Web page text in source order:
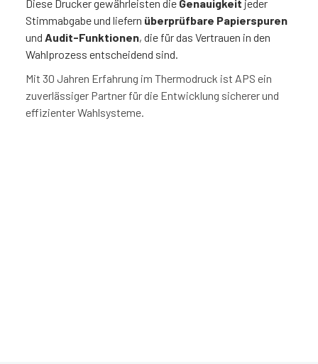
Diese Drucker gewährleisten dieGenauigkeit jeder
Stimmabgabe und liefern überprüfbare Papierspuren
und Audit-Funktionen, die für das Vertrauen in den
Wahlprozess entscheidend sind.
Mit 30 Jahren Erfahrung im Thermodruck ist APS ein
zuverlässiger Partner für die Entwicklung sicherer und
effizienter Wahlsysteme.